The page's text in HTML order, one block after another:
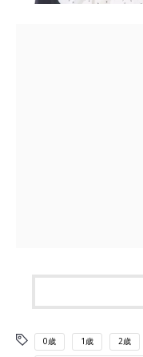
0歳 1歳 2歳